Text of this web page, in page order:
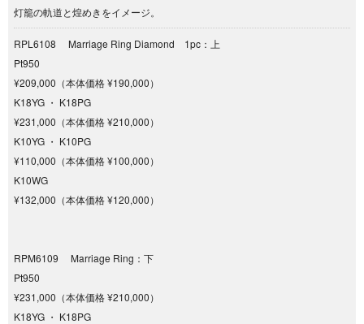
灯籠の軌道と煌めきをイメージ。
RPL6108 Marriage Ring Diamond 1pc：上
Pt950
¥209,000（本体価格 ¥190,000）
K18YG ・ K18PG
¥231,000（本体価格 ¥210,000）
K10YG ・ K10PG
¥110,000（本体価格 ¥100,000）
K10WG
¥132,000（本体価格 ¥120,000）
RPM6109 Marriage Ring：下
Pt950
¥231,000（本体価格 ¥210,000）
K18YG ・ K18PG